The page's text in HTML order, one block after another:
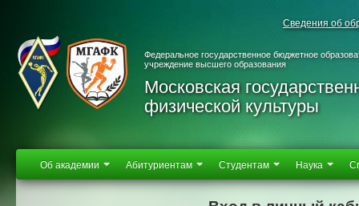
Сведения об
Федеральное государственное бюджетное
учреждение высшего образования
Московская
физической культуры
Об академии Абитуриентам Студентам Наука